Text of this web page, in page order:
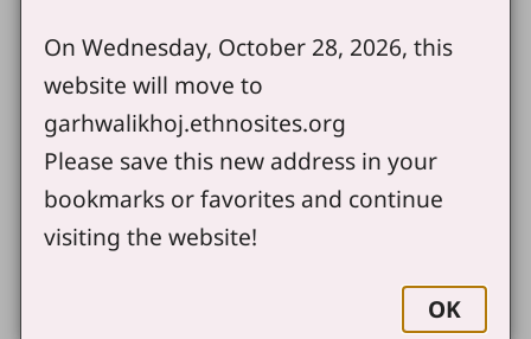
On Wednesday, October 28, 2026, this
website will move to
garhwalikhoj.ethnosites.org
Please save this new address in your
bookmarks or favorites and continue
visiting the website!
OK